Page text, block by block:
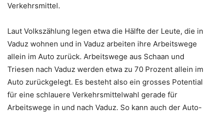
Verkehrsmittel.
Laut Volkszählung legen etwa die Hälfte der Leute, die in
Vaduz wohnen und in Vaduz arbeiten ihre Arbeitswege
allein im Auto zurück. Arbeitswege aus Schaan und
Triesen nach Vaduz werden etwa zu 70 Prozent allein im
Auto zurückgelegt. Es besteht also ein grosses Potential
für eine schlauere Verkehrsmittelwahl gerade für
Arbeitswege in und nach Vaduz. So kann auch der Auto-